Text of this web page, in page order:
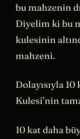
bu mahzenin
Diyelim ki bu
kulesinin
mahzeni.
Dolayısıyla
Kulesi’nin
10 kat daha